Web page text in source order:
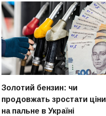
Золотий бензин: чи
продовжать зростати ціни
на пальне в Україні